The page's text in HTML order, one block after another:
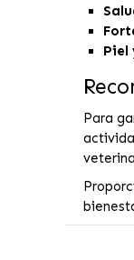
Piel
Para